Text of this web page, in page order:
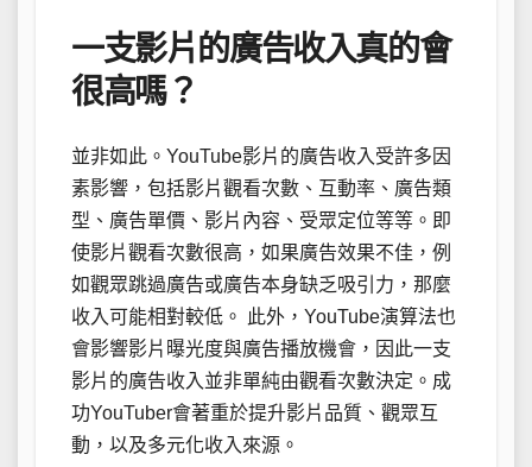
一支影片的廣告收入真的會
很高嗎？
並非如此。YouTube影片的廣告收入受許多因
素影響，包括影片觀看次數、互動率、廣告類
型、廣告單價、影片內容、受眾定位等等。即
使影片觀看次數很高，如果廣告效果不佳，例
如觀眾跳過廣告或廣告本身缺乏吸引力，那麼
收入可能相對較低。 此外，YouTube演算法也
會影響影片曝光度與廣告播放機會，因此一支
影片的廣告收入並非單純由觀看次數決定。成
功YouTuber會著重於提升影片品質、觀眾互
動，以及多元化收入來源。